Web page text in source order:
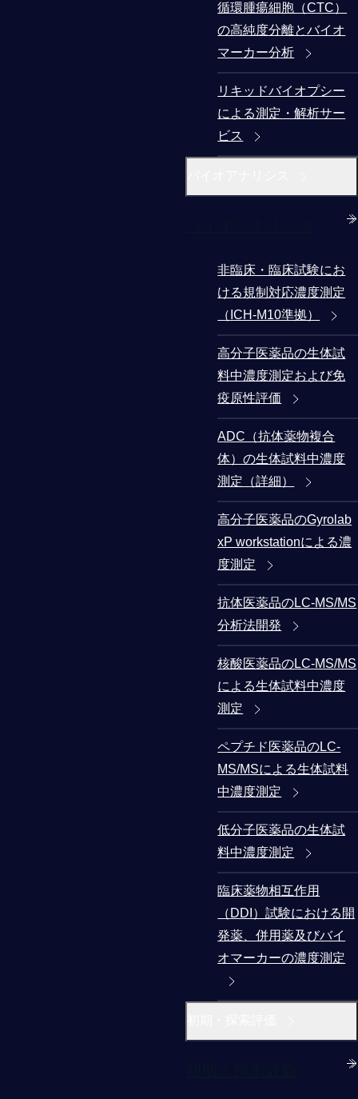
循環腫瘍細胞（CTC）
の高純度分離とバイオ
マーカー分析
リキッドバイオプシー
による測定・解析サー
ビス
非臨床・臨床試験にお
ける規制対応濃度測定
（ICH-M10準拠）
高分子医薬品の生体試
料中濃度測定および免
疫原性評価
ADC（抗体薬物複合
体）の生体試料中濃度
測定（詳細）
高分子医薬品のGyrolab
xP workstationによる濃
度測定
抗体医薬品のLC-MS/MS
分析法開発
核酸医薬品のLC-MS/MS
による生体試料中濃度
測定
ペプチド医薬品のLC-
MS/MSによる生体試料
中濃度測定
低分子医薬品の生体試
料中濃度測定
臨床薬物相互作用
（DDI）試験における開
発薬、併用薬及びバイ
オマーカーの濃度測定